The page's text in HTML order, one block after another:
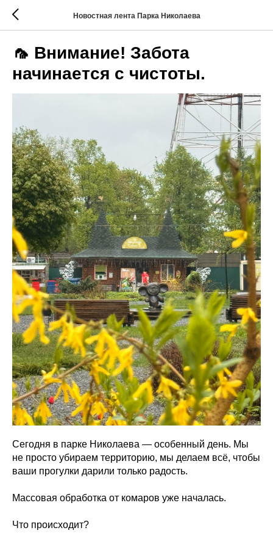
Новостная лента Парка Николаева
🦟 Внимание! Забота
начинается с чистоты.
Сегодня в парке Николаева — особенный день. Мы
не просто убираем территорию, мы делаем всё, чтобы
ваши прогулки дарили только радость.
Массовая обработка от комаров уже началась.
Что происходит?